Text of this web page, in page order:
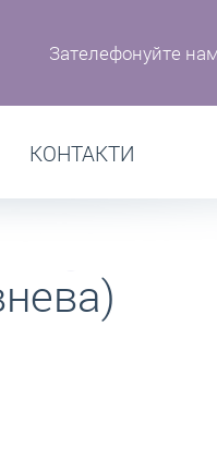
Зателефонуйте
КОНТАКТИ